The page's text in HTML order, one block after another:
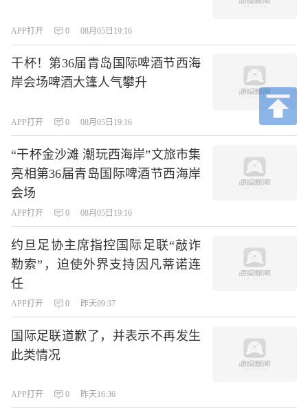
APP打开 0 08月05日19:16
干杯！第36届青岛国际啤酒节西海
岸会场啤酒大篷人气攀升
APP打开 0 08月05日19:16
“干杯金沙滩 潮玩西海岸”文旅市集
亮相第36届青岛国际啤酒节西海岸
会场
APP打开 0 08月05日19:16
约旦足协主席指控国际足联“敲诈
勒索”，迫使外界支持因凡蒂诺连
任
APP打开 0 昨天09:37
国际足联道歉了，并表示不再发生
此类情况
APP打开 0 昨天16:36